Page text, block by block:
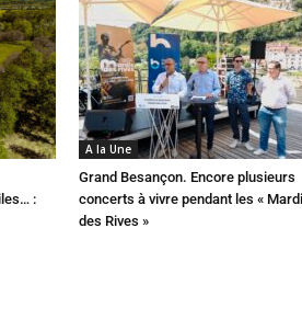
:
A la Une
Grand Besançon. Encore plusieurs
concerts à vivre pendant les «
des Rives »